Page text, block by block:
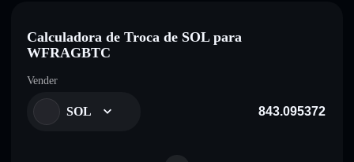
Calculadora de Troca de SOL para
WFRAGBTC
Vender
SOL